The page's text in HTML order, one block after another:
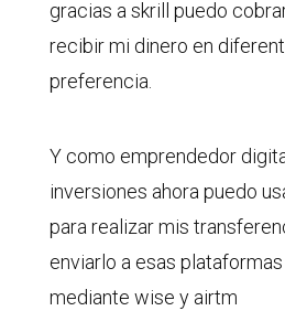
gracias a skrill puedo
recibir mi dinero en
preferencia.
Y como emprendedor
inversiones ahora puedo
para realizar mis
enviarlo a esas
mediante wise y airtm